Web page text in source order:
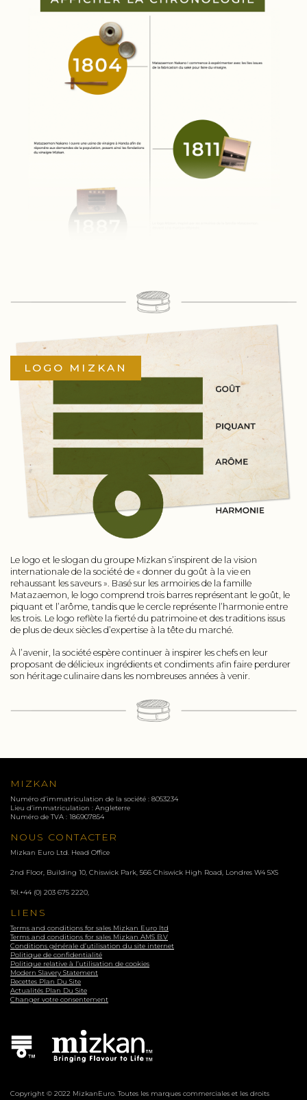
LOGO MIZKAN
Le logo et le slogan du groupe Mizkan s’inspirent de la vision
internationale de la société de « donner du goût à la vie en
rehaussant les saveurs ». Basé sur les armoiries de la famille
Matazaemon, le logo comprend trois barres représentant le goût, le
piquant et l’arôme, tandis que le cercle représente l’harmonie entre
les trois. Le logo reflète la fierté du patrimoine et des traditions issus
de plus de deux siècles d’expertise à la tête du marché.
À l’avenir, la société espère continuer à inspirer les chefs en leur
proposant de délicieux ingrédients et condiments afin faire perdurer
son héritage culinaire dans les nombreuses années à venir.
MIZKAN
Numéro d’immatriculation de la société : 8053234
Lieu d’immatriculation : Angleterre
Numéro de TVA : 186907854
NOUS CONTACTER
Mizkan Euro Ltd. Head Office
2nd Floor, Building 10, Chiswick Park, 566 Chiswick High Road, Londres W4 5XS
Tél. +44 (0) 203 675 2220
LIENS
Terms and conditions for sales Mizkan Euro ltd
Terms and conditions for sales Mizkan AMS B.V
Conditions générale d’utilisation du site internet
Politique de confidentialité
Politique relative à l’utilisation de cookies
Modern Slavery Statement
Recettes Plan Du Site
Actualités Plan Du Site
Changer votre consentement
Copyright © 2022 MizkanEuro. Toutes les marques commerciales et les droits